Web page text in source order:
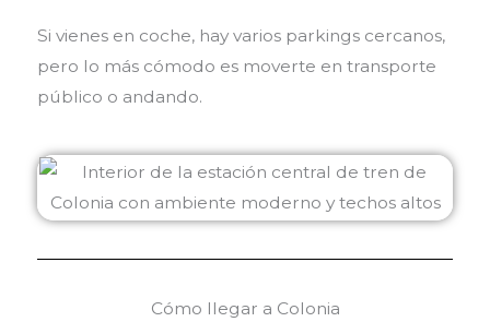
Si vienes en coche, hay varios parkings cercanos,
pero lo más cómodo es moverte en transporte
público o andando.
Cómo llegar a Colonia